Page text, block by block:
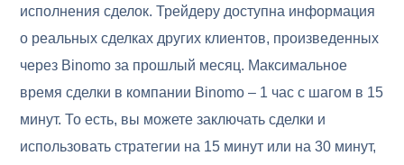
исполнения сделок. Трейдеру доступна информация
о реальных сделках других клиентов, произведенных
через Binomо за прошлый месяц. Максимальное
время сделки в компании Binomo – 1 час с шагом в 15
минут. То есть, вы можете заключать сделки и
использовать стратегии на 15 минут или на 30 минут,